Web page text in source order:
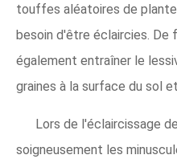
touffes aléatoires de
besoin d'être éclaircies. De
également entraîner le
graines à la surface du sol
Lors de l'éclaircissage
soigneusement les